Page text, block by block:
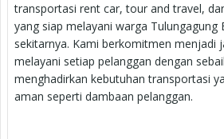
transportasi rent car, tour and travel,
yang siap melayani warga Tulungagung
sekitarnya. Kami berkomitmen menjadi
melayani setiap pelanggan dengan
menghadirkan kebutuhan transportasi
aman seperti dambaan pelanggan.